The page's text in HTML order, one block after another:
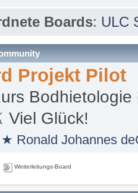
Boards: ULC
Projekt Pilot
Viel Glück!
★ Ronald Johannes
Weiterleitungs-Board